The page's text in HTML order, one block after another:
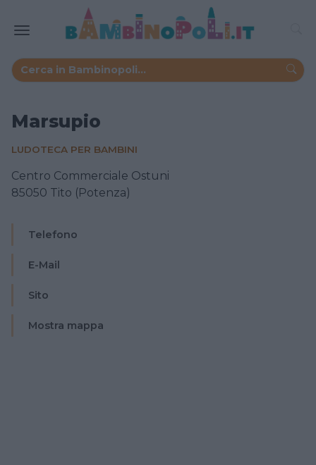
Marsupio
LUDOTECA PER BAMBINI
Centro Commerciale Ostuni
85050 Tito (Potenza)
Telefono
E-Mail
Sito
Mostra mappa